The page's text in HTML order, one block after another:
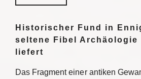
Historischer Fund in
seltene Fibel Archäologie
liefert
Das Fragment einer antiken